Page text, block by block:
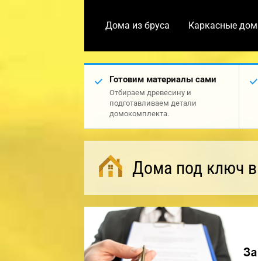
Дома из бруса Каркасные
Готовим материалы сами
Отбираем древесину и
подготавливаем детали
домокомплекта.
Дома под ключ в